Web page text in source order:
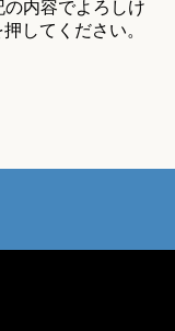
内容でよろしけ
してください。